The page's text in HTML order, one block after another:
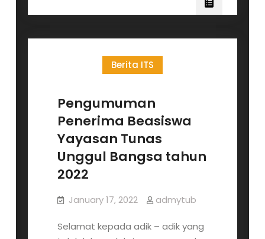
Unggul
Tahun
Dibuka!
Berita ITS
Pengumuman
Penerima Beasiswa
Yayasan Tunas
Unggul Bangsa tahun
2022
January 17, 2022 admytub
Selamat kepada adik – adik yang